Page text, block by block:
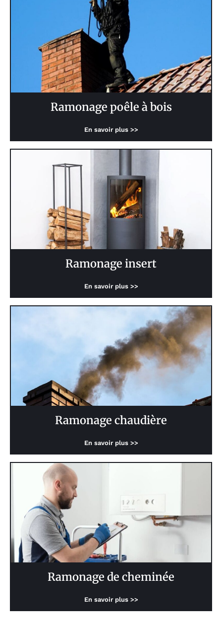
Ramonage poêle à bois
En savoir plus >>
Ramonage insert
En savoir plus >>
Ramonage chaudière
En savoir plus >>
Ramonage de cheminée
En savoir plus >>